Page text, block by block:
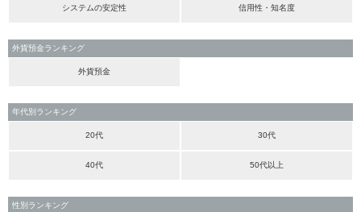
システムの安定性 信用性・知名度
外貨預金ランキング
外貨預金
年代別ランキング
20代 30代
40代 50代以上
性別ランキング